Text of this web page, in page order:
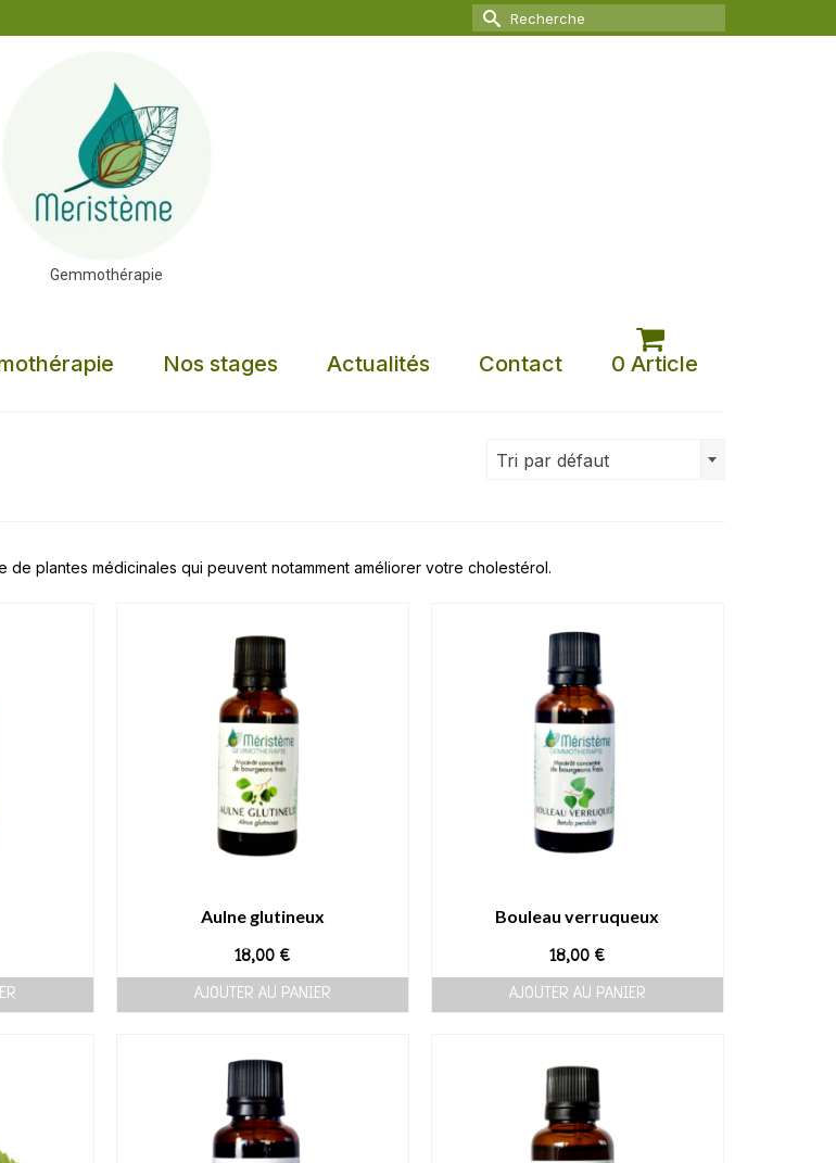
Rechercher :
Gemmothérapie
Nos stages Actualités Contact 0 Article
Tri par défaut
plantes médicinales qui peuvent notamment améliorer votre cholestérol.
Aulne glutineux
18,00 €
AJOUTER AU PANIER
Bouleau verruqueux
18,00 €
AJOUTER AU PANIER